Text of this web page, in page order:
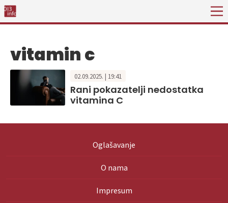
vitamin c
02.09.2025. | 19:41
Rani pokazatelji nedostatka
vitamina C
Oglašavanje
O nama
Impresum